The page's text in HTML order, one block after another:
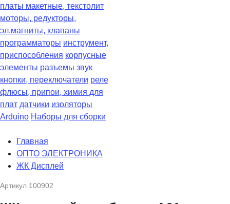
платы макетные, текстолит
моторы, редукторы,
эл.магниты, клапаны
программаторы инструмент,
приспособления корпусные
элементы разъемы звук
кнопки, переключатели реле
флюсы, припои, химия для
плат датчики изоляторы
Arduino Наборы для сборки
Главная
ОПТО ЭЛЕКТРОНИКА
ЖК Дисплей
Артикул 100902